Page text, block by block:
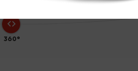
360°